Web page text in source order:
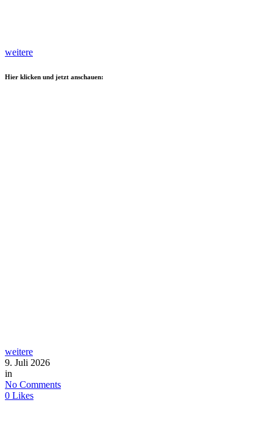
weitere
Hier klicken und jetzt anschauen:
weitere
9. Juli 2026
in
No Comments
0 Likes